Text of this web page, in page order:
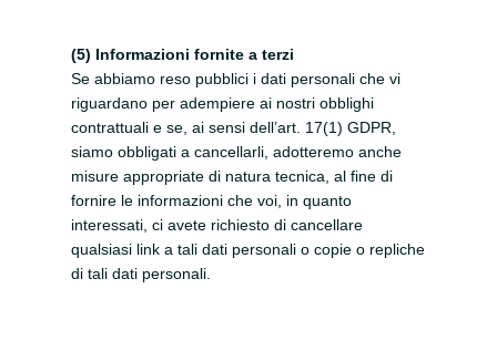
(5) Informazioni fornite a terzi
Se abbiamo reso pubblici i dati personali che vi
riguardano per adempiere ai nostri obblighi
contrattuali e se, ai sensi dell’art. 17(1) GDPR,
siamo obbligati a cancellarli, adotteremo anche
misure appropriate di natura tecnica, al fine di
fornire le informazioni che voi, in quanto
interessati, ci avete richiesto di cancellare
qualsiasi link a tali dati personali o copie o repliche
di tali dati personali.